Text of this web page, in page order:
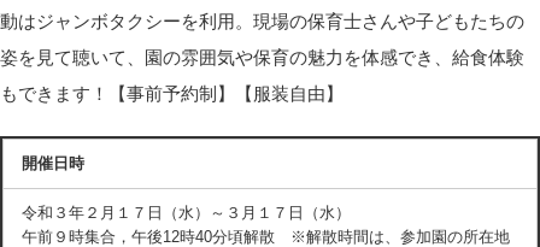
動はジャンボタクシーを利用。現場の保育士さんや子どもたちの
姿を見て聴いて、園の雰囲気や保育の魅力を体感でき、給食体験
もできます！【事前予約制】【服装自由】
開催日時
令和３年２月１７日（水）～３月１７日（水）
午前９時集合，午後12時40分頃解散 ※解散時間は、参加園の所在地